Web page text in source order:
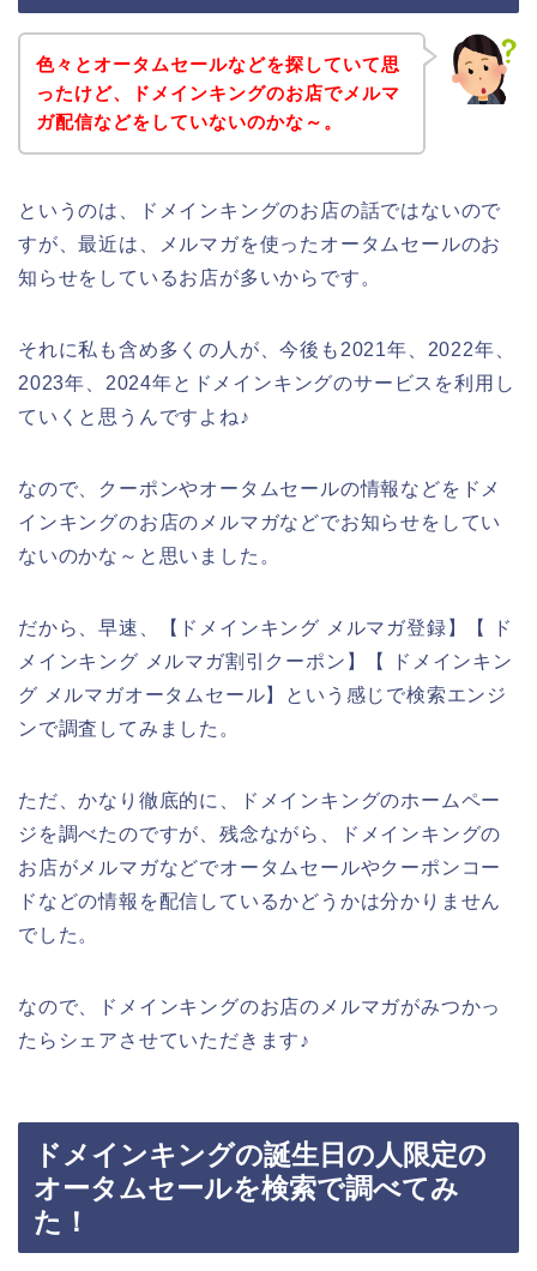
色々とオータムセールなどを探していて思
ったけど、ドメインキングのお店でメルマ
ガ配信などをしていないのかな～。
というのは、ドメインキングのお店の話ではないので
すが、最近は、メルマガを使ったオータムセールのお
知らせをしているお店が多いからです。
それに私も含め多くの人が、今後も2021年、2022年、
2023年、2024年とドメインキングのサービスを利用し
ていくと思うんですよね♪
なので、クーポンやオータムセールの情報などをドメ
インキングのお店のメルマガなどでお知らせをしてい
ないのかな～と思いました。
だから、早速、【ドメインキング メルマガ登録】【 ド
メインキング メルマガ割引クーポン】【 ドメインキン
グ メルマガオータムセール】という感じで検索エンジ
ンで調査してみました。
ただ、かなり徹底的に、ドメインキングのホームペー
ジを調べたのですが、残念ながら、ドメインキングの
お店がメルマガなどでオータムセールやクーポンコー
ドなどの情報を配信しているかどうかは分かりません
でした。
なので、ドメインキングのお店のメルマガがみつかっ
たらシェアさせていただきます♪
ドメインキングの誕生日の人限定の
オータムセールを検索で調べてみ
た！